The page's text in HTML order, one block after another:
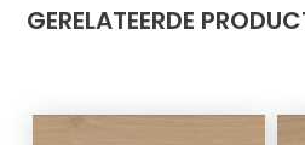
GERELATEERDE